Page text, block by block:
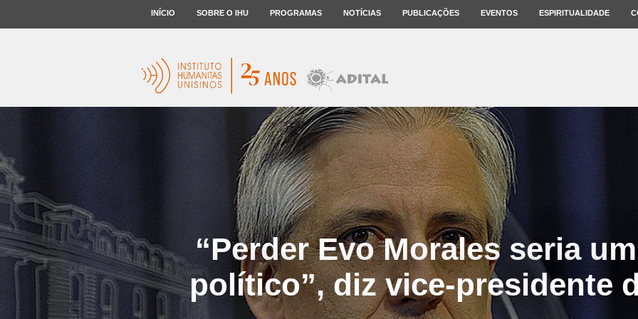
INÍCIO SOBRE O IHU PROGRAMAS NOTÍCIAS PUBLICAÇÕES EVENTOS ESPIRITUALIDADE
“Perder Evo Morales seria
político”, diz vice-presidente